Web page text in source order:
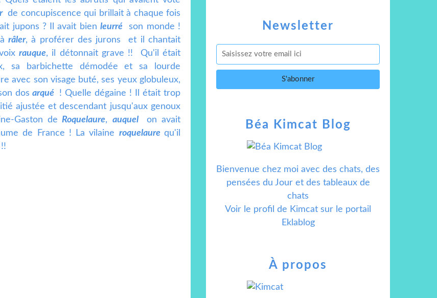
de concupiscence qui brillait à chaque fois
jupons ? Il avait bien leurré son monde !
râler, à proférer des jurons et il chantait
rauque, il détonnait grave !! Qu'il était
sa barbichette démodée et sa lourde
avec son visage buté, ses yeux globuleux,
dosarqué
! Quelle dégaine ! Il était trop
ajustée et descendant jusqu'aux genoux
Gaston de Roquelaure, auquel
on avait
de France ! La vilaine roquelaurequ'il
Newsletter
Béa Kimcat Blog
Bienvenue chez moi avec des chats, des
pensées du Jour et des tableaux de
chats
Voir le profil de Kimcat sur le portail
Eklablog
À propos